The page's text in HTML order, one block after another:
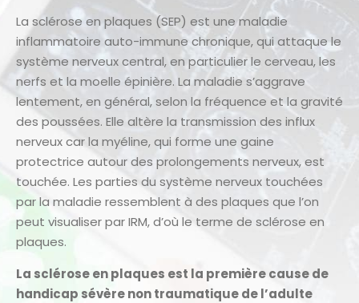
La sclérose en plaques (SEP) est une maladie
inflammatoire auto-immune chronique, qui attaque le
système nerveux central, en particulier le cerveau, les
nerfs et la moelle épinière. La maladie s’aggrave
lentement, en général, selon la fréquence et la gravité
des poussées. Elle altère la transmission des influx
nerveux car la myéline, qui forme une gaine
protectrice autour des prolongements nerveux, est
touchée. Les parties du système nerveux touchées
par la maladie ressemblent à des plaques que l’on
peut visualiser par IRM, d’où le terme de sclérose en
plaques.
La sclérose en plaques est la première cause de
handicap sévère non traumatique de l’adulte